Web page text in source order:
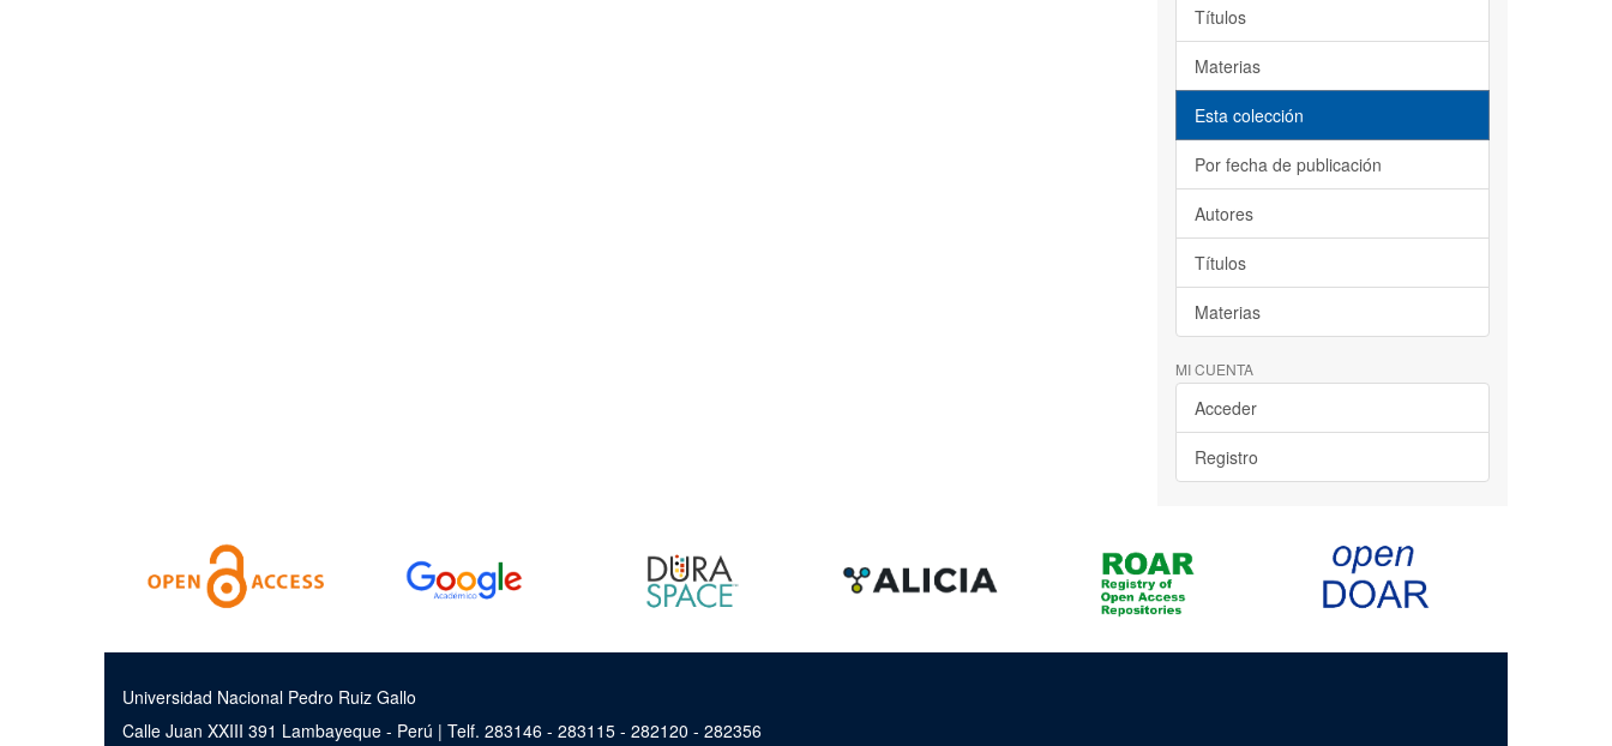
Títulos
Materias
Esta colección
Por fecha de publicación
Autores
Títulos
Materias
MI CUENTA
Acceder
Registro
Universidad Nacional Pedro Ruiz Gallo
Calle Juan XXIII 391 Lambayeque - Perú | Telf. 283146 - 283115 - 282120 - 282356